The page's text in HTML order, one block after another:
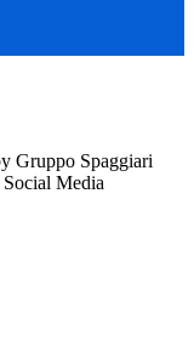
Gruppo Spaggiari
Media